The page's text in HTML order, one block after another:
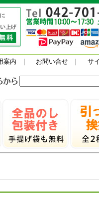
案内 ｜ お問い合せ ｜ サ